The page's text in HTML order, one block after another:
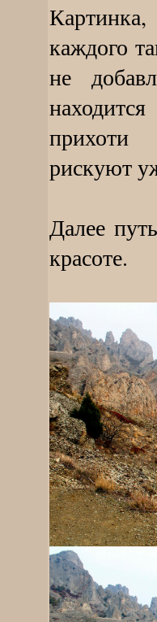
каждого
не
прихоти
рискуют
Далее
красоте.